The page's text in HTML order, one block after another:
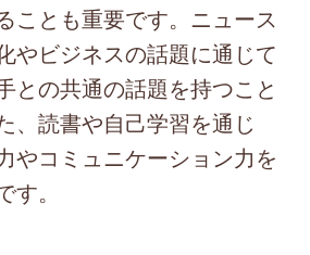
ことも重要です。ニュース
やビジネスの話題に通じて
との共通の話題を持つこと
、読書や自己学習を通じ
やコミュニケーション力を
。